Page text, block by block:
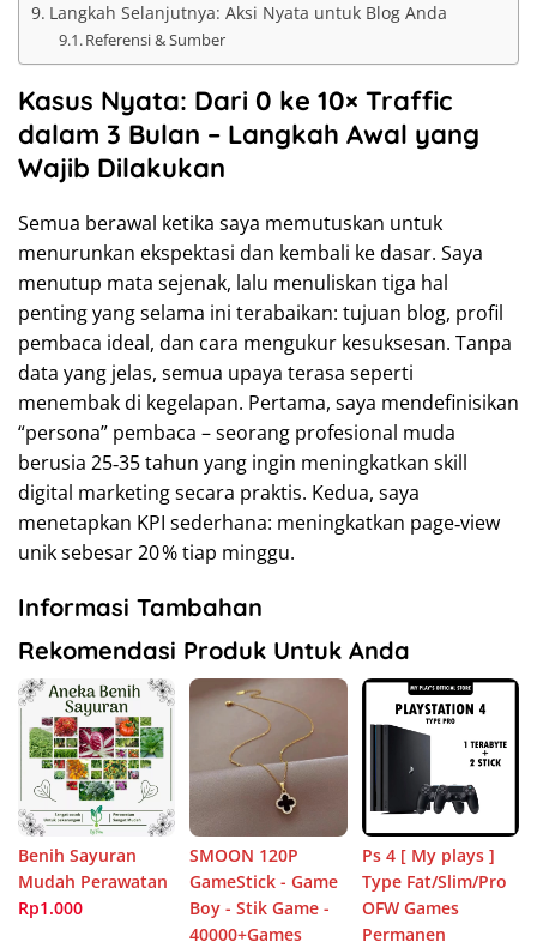
Langkah Selanjutnya: Aksi Nyata untuk Blog Anda
Referensi & Sumber
Kasus Nyata: Dari 0 ke 10× Traffic
dalam 3 Bulan – Langkah Awal yang
Wajib Dilakukan
Semua berawal ketika saya memutuskan untuk
menurunkan ekspektasi dan kembali ke dasar. Saya
menutup mata sejenak, lalu menuliskan tiga hal
penting yang selama ini terabaikan: tujuan blog, profil
pembaca ideal, dan cara mengukur kesuksesan. Tanpa
data yang jelas, semua upaya terasa seperti
menembak di kegelapan. Pertama, saya mendefinisikan
“persona” pembaca – seorang profesional muda
berusia 25‑35 tahun yang ingin meningkatkan skill
digital marketing secara praktis. Kedua, saya
menetapkan KPI sederhana: meningkatkan page‑view
unik sebesar 20 % tiap minggu.
Informasi Tambahan
Rekomendasi Produk Untuk Anda
Benih Sayuran
Mudah Perawatan
Rp1.000
SMOON 120P
GameStick - Game
Boy - Stik Game -
40000+Games
Ps 4 [ My plays ]
Type Fat/Slim/Pro
OFW Games
Permanen